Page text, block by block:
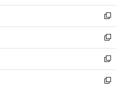
開
く
ウ
で
開
く
ン
ド
ウ
で
開
く
新
し
い
ウ
ィ
ン
ド
新
し
い
ウ
ィ
新
し
い
新